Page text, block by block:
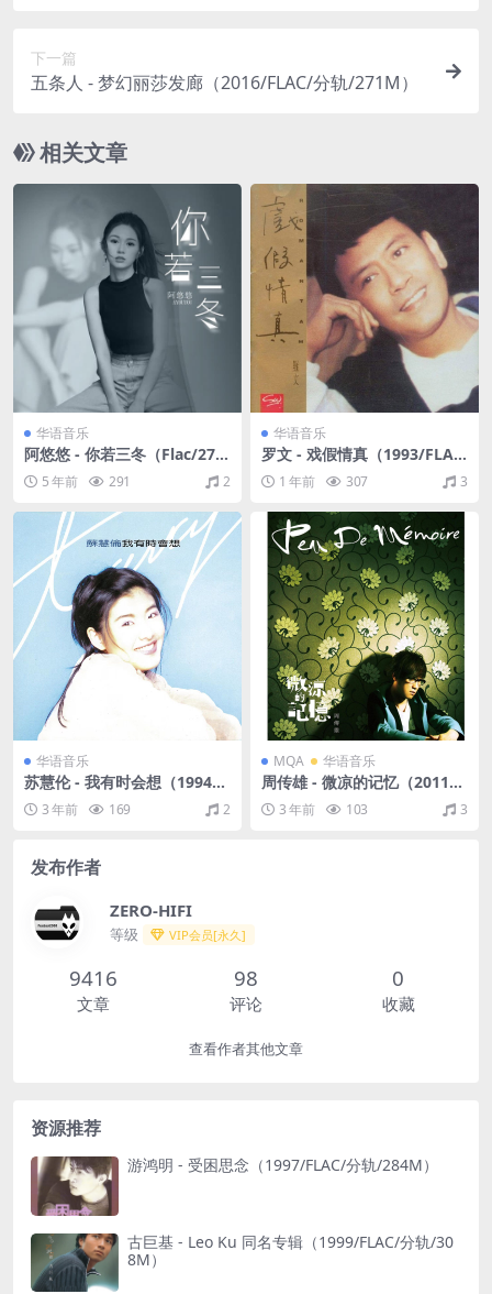
下一篇
五条人 - 梦幻丽莎发廊（2016/FLAC/分轨/271M）
相关文章
华语音乐
阿悠悠 - 你若三冬（Flac/27.9
M）5 年前 291 2
华语音乐
罗文 - 戏假情真（1993/FLA
C/分轨/341M）
1 年前 307 3
华语音乐
苏慧伦 - 我有时会想（1994/F
LAC/分轨/271M）
3 年前 169 2
MQA 华语音乐
周传雄 - 微凉的记忆（2011/F
LAC/分轨/258M）(MQA/16b
it/44.1kHz)
3 年前 103 3
发布作者
ZERO-HIFI
等级 VIP会员[永久]
9416
文章
98
评论
0
收藏
查看作者其他文章
资源推荐
游鸿明 - 受困思念（1997/FLAC/分轨/284M）
古巨基 - Leo Ku 同名专辑（1999/FLAC/分轨/30
8M）